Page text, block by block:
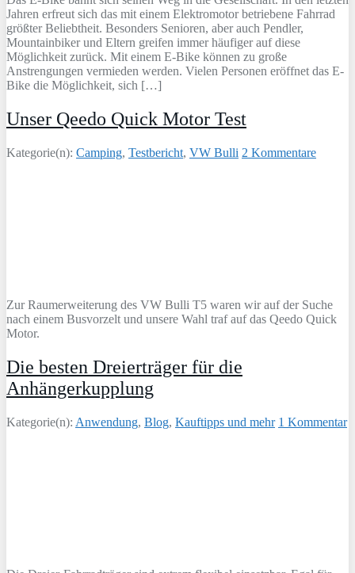
Jahren erfreut sich das mit einem Elektromotor betriebene Fahrrad
größter Beliebtheit. Besonders Senioren, aber auch Pendler,
Mountainbiker und Eltern greifen immer häufiger auf diese
Möglichkeit zurück. Mit einem E-Bike können zu große
Anstrengungen vermieden werden. Vielen Personen eröffnet das E-
Bike die Möglichkeit, sich […]
Unser Qeedo Quick Motor Test
Kategorie(n): Camping, Testbericht, VW Bulli 2 Kommentare
Zur Raumerweiterung des VW Bulli T5 waren wir auf der Suche
nach einem Busvorzelt und unsere Wahl traf auf das Qeedo Quick
Motor.
Die besten Dreierträger für die
Anhängerkupplung
Kategorie(n): Anwendung, Blog, Kauftipps und mehr 1 Kommentar